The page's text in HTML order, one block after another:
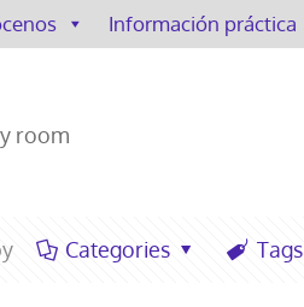
Información práctica
room
Categories Tags